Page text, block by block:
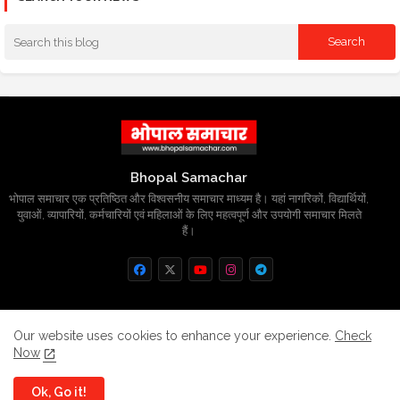
Bhopal Samachar
भोपाल समाचार एक प्रतिष्ठित और विश्वसनीय समाचार माध्यम है। यहां नागरिकों, विद्यार्थियों,
युवाओं, व्यापारियों, कर्मचारियों एवं महिलाओं के लिए महत्वपूर्ण और उपयोगी समाचार मिलते
हैं।
Home About Contact us
Privacy Policy
Our website uses cookies to enhance your experience. Check
Now
Ok, Go it!